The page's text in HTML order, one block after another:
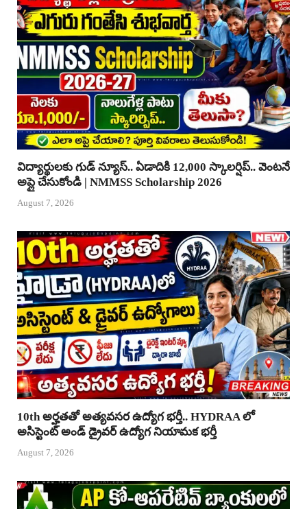
విద్యార్థులకు గుడ్ న్యూస్.. ఏడాదికి 12,000 స్కాలర్షిప్.. వెంటనే
అప్లై చేసుకోండి | NMMSS Scholarship 2026
August 7, 2026
10th అర్హతతో అత్యవసర ఉద్యోగ భర్తీ.. HYDRAA లో
అసిస్టెంట్ అండ్ డ్రైవర్ ఉద్యోగ నియామక భర్తీ
August 7, 2026